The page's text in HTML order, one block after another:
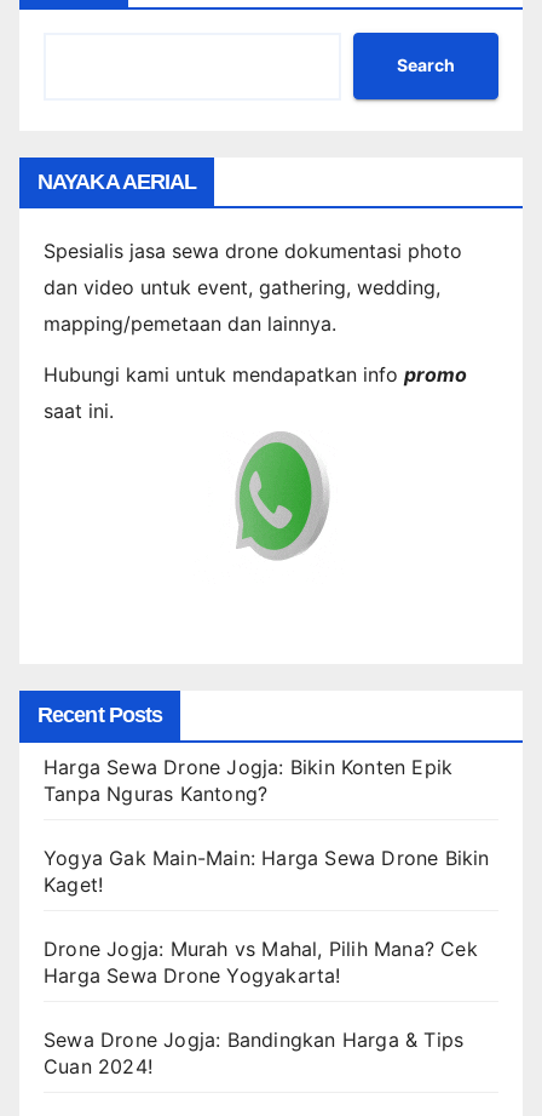
Search
NAYAKA AERIAL
Spesialis jasa sewa drone dokumentasi photo
dan video untuk event, gathering, wedding,
mapping/pemetaan dan lainnya.
Hubungi kami untuk mendapatkan info promo
saat ini.
Recent Posts
Harga Sewa Drone Jogja: Bikin Konten Epik
Tanpa Nguras Kantong?
Yogya Gak Main-Main: Harga Sewa Drone Bikin
Kaget!
Drone Jogja: Murah vs Mahal, Pilih Mana? Cek
Harga Sewa Drone Yogyakarta!
Sewa Drone Jogja: Bandingkan Harga & Tips
Cuan 2024!